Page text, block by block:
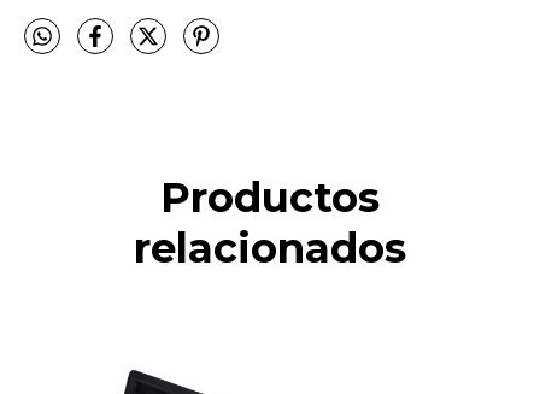
Productos
relacionados